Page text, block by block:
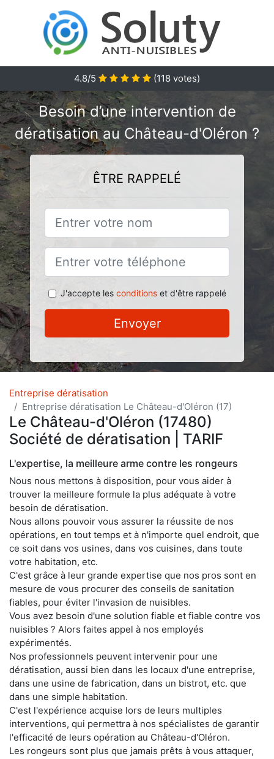
4.8/5 (118 votes)
Besoin d’une intervention de
dératisation au Château-d'Oléron ?
ÊTRE RAPPELÉ
J'accepte les conditionset d'être rappelé
Envoyer
Entreprise dératisation
Entreprise dératisation Le Château-d'Oléron (17)
Le Château-d'Oléron (17480)
Société de dératisation | TARIF
L'expertise, la meilleure arme contre les rongeurs
Nous nous mettons à disposition, pour vous aider à
trouver la meilleure formule la plus adéquate à votre
besoin de dératisation.
Nous allons pouvoir vous assurer la réussite de nos
opérations, en tout temps et à n'importe quel endroit, que
ce soit dans vos usines, dans vos cuisines, dans toute
votre habitation, etc.
C'est grâce à leur grande expertise que nos pros sont en
mesure de vous procurer des conseils de sanitation
fiables, pour éviter l'invasion de nuisibles.
Vous avez besoin d'une solution fiable et fiable contre vos
nuisibles ? Alors faites appel à nos employés
expérimentés.
Nos professionnels peuvent intervenir pour une
dératisation, aussi bien dans les locaux d'une entreprise,
dans une usine de fabrication, dans un bistrot, etc. que
dans une simple habitation.
C'est l'expérience acquise lors de leurs multiples
interventions, qui permettra à nos spécialistes de garantir
l'efficacité de leurs opération au Château-d'Oléron.
Les rongeurs sont plus que jamais prêts à vous attaquer,